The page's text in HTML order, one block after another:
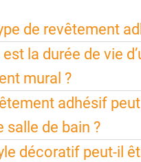
de revêtement
la durée de vie
mural ?
adhésif
salle de bain ?
décoratif peut-il